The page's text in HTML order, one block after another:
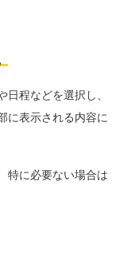
日程などを選択し、
に表示される内容に
特に必要ない場合は